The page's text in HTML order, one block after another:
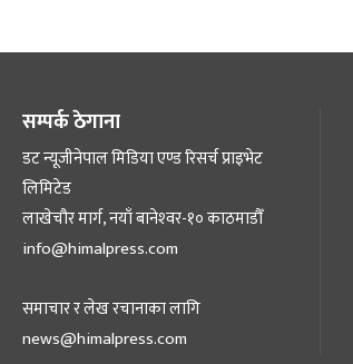
सम्पर्क ठेगाना
डट न्यूजीनेपाल मिडिया एण्ड रिसर्च प्राइभेट
लिमिटेड
लाखेचौर मार्ग, नयाँ बानेश्‍वर-१० काठमाडौँ
info@himalpress.com
समाचार र लेख रचानाका लागि
news@himalpress.com